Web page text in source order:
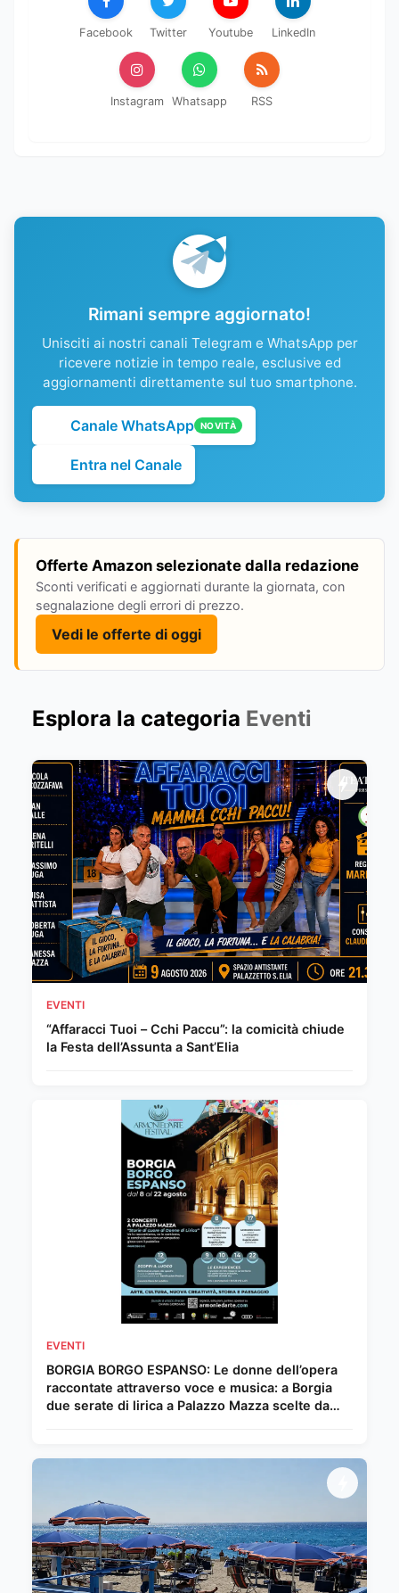
Facebook Twitter Youtube LinkedIn
Instagram Whatsapp RSS
Rimani sempre aggiornato!
Unisciti ai nostri canali Telegram e WhatsApp per
ricevere notizie in tempo reale, esclusive ed
aggiornamenti direttamente sul tuo smartphone.
Canale WhatsApp NOVITÀ
Entra nel Canale
Offerte Amazon selezionate dalla redazione
Sconti verificati e aggiornati durante la giornata, con
segnalazione degli errori di prezzo.
Vedi le offerte di oggi
Esplora la categoria Eventi
EVENTI
“Affaracci Tuoi – Cchi Paccu”: la comicità chiude
la Festa dell’Assunta a Sant’Elia
EVENTI
BORGIA BORGO ESPANSO: Le donne dell’opera
raccontate attraverso voce e musica: a Borgia
due serate di lirica a Palazzo Mazza scelte da